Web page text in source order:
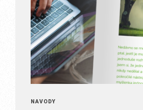
NÁVODY